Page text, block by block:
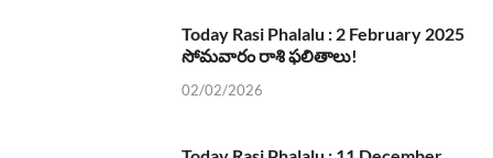
Today Rasi Phalalu : 2 February 2025
సోమవారం రాశి ఫలితాలు!
02/02/2026